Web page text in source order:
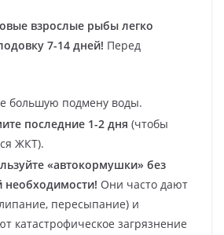
взрослые рыбы легко
7-14 дней! Перед
большую подмену воды.
последние 1-2 дня (чтобы
ЖКТ).
«автокормушки» без
необходимости! Они часто дают
пересыпание) и
катастрофическое загрязнение